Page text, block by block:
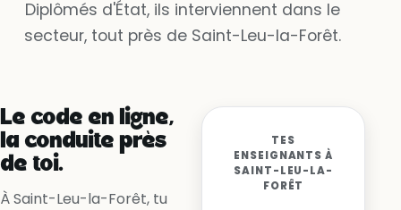
Oui, la voie est libre
Oui, en accélérant
Diplômés d'État, ils interviennent dans le
secteur, tout près de Saint-Leu-la-Forêt.
Le code en ligne,
la conduite près
de toi.
À Saint-Leu-la-Forêt, tu
TES
ENSEIGNANTS À
SAINT-LEU-LA-
FORÊT